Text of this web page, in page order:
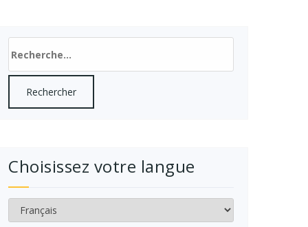
Choisissez votre langue
Choisissez
votre